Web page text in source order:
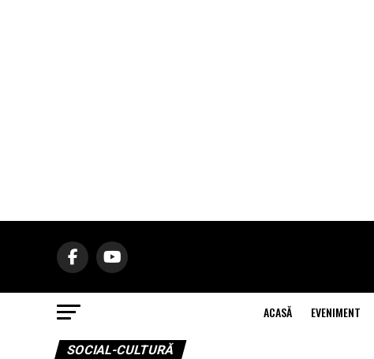
ACASĂ EVENIMENT
SOCIAL-CULTURĂ